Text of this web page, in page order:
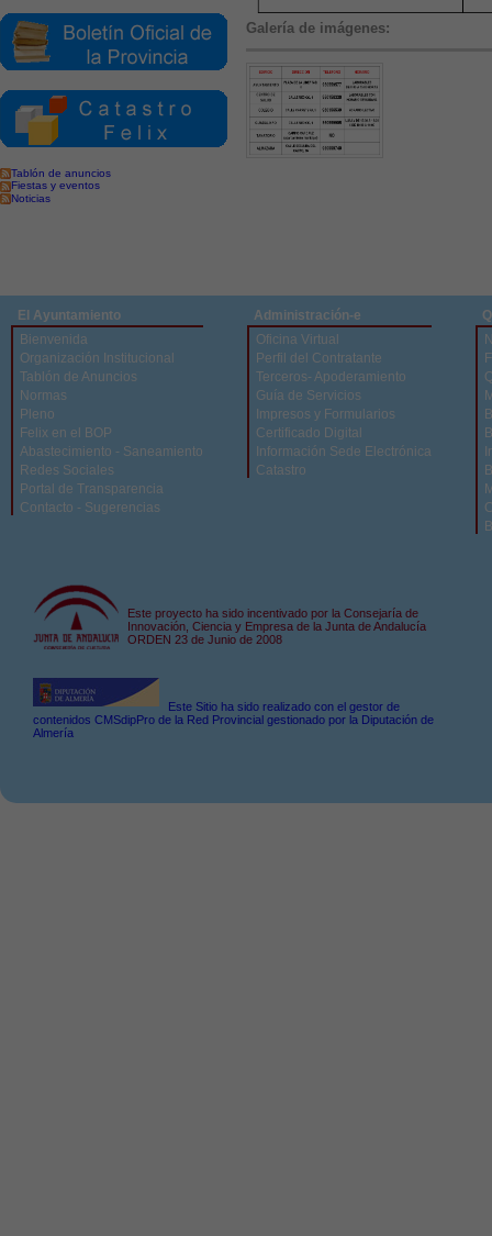
Tablón de anuncios
Fiestas y eventos
Noticias
Galería de imágenes:
El Ayuntamiento
Bienvenida
Organización Institucional
Tablón de Anuncios
Normas
Pleno
Felix en el BOP
Abastecimiento - Saneamiento
Redes Sociales
Portal de Transparencia
Contacto - Sugerencias
Administración-e
Oficina Virtual
Perfil del Contratante
Terceros- Apoderamiento
Guía de Servicios
Impresos y Formularios
Certificado Digital
Información Sede Electrónica
Catastro
Este proyecto ha sido incentivado por la Consejaría de
Innovación, Ciencia y Empresa de la Junta de Andalucía
ORDEN 23 de Junio de 2008
Este Sitio ha sido realizado con el gestor de
contenidos CMSdipPro de la Red Provincial gestionado por la Diputación de
Almería